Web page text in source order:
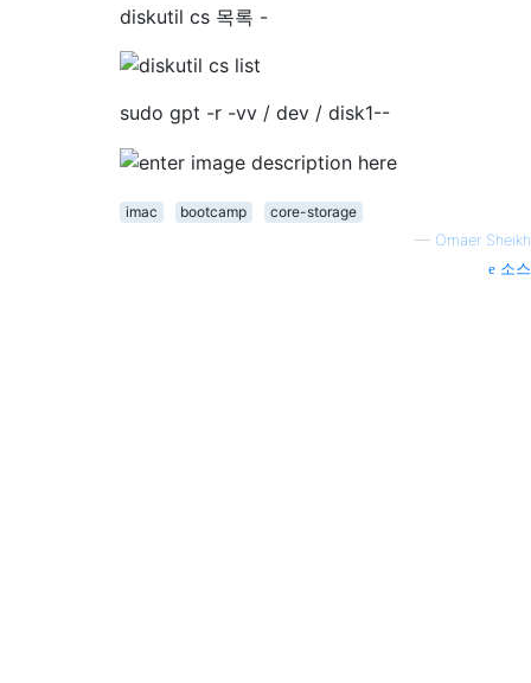
diskutil cs 목록 -
sudo gpt -r -vv / dev / disk1--
imac bootcamp
core-storage
— Omaer Sheikh
소스